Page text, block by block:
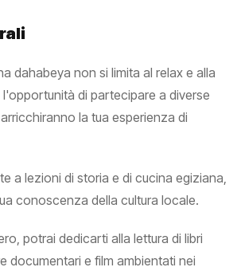
dahabeya non si limita al relax e alla
di partecipare a diverse
la tua esperienza di
a lezioni di storia e di cucina egiziana,
conoscenza della cultura locale.
potrai dedicarti alla lettura di libri
documentari e film ambientati nei